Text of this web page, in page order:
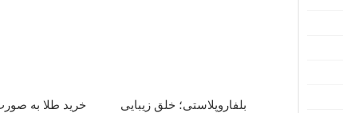
بلفاروپلاستی؛ خلق زیبایی
خرید طلا به